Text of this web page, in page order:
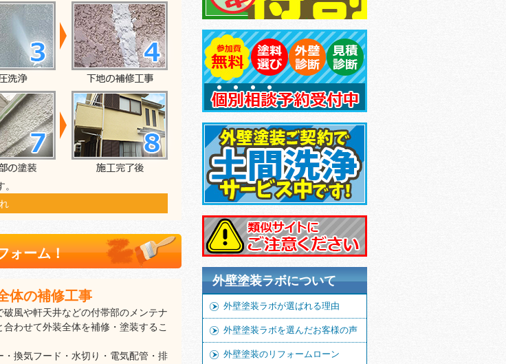
ォーム！
体の補修工事
風や軒天井などの付帯部のメンテナ
わせて外装全体を補修・塗装するこ
換気フード・水切り・電気配管・排
外壁塗装ラボについて
外壁塗装ラボが選ばれる理由
外壁塗装ラボを選んだお客様の声
外壁塗装のリフォームローン